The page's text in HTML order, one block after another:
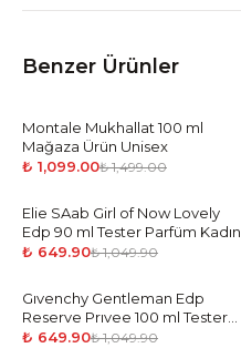
Benzer Ürünler
-27%
Montale Mukhallat 100 ml
Mağaza Ürün Unisex
₺ 1,099.00₺ 1,499.00
-38%
Elie SAab Girl of Now Lovely
Edp 90 ml Tester Parfüm Kadın
₺ 649.90₺ 1,049.90
-38%
Gıvenchy Gentleman Edp
Reserve Prıvee 100 ml Tester
Parfüm Erkek
₺ 649.90₺ 1,049.90